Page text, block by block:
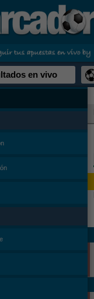
en vivo